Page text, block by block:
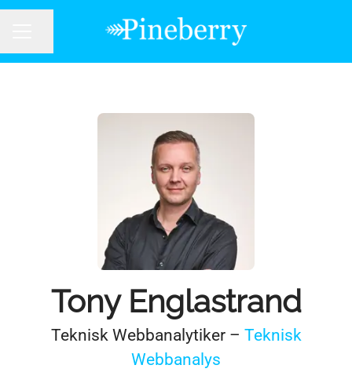
Tony Englastrand
Teknisk Webbanalytiker – Teknisk
Webbanalys